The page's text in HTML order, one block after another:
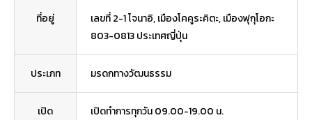
ที่อยู่
เลขที่ 2-1 โจนาอิ, เมืองโคคูระคิตะ, เมืองฟุกุโอกะ
803-0813 ประเทศญี่ปุ่น
ประเภท มรดกทางวัฒนธรรม
เปิด
เปิดทำการทุกวัน 09.00-19.00 น.